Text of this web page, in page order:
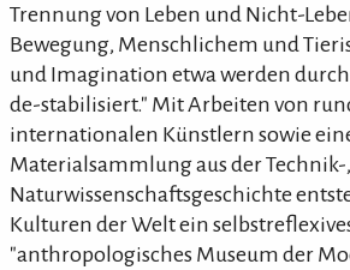
Trennung von Leben und Nicht-
Bewegung, Menschlichem und
und Imagination etwa werden
de-stabilisiert." Mit Arbeiten von
internationalen Künstlern sowie
Materialsammlung aus der
Naturwissenschaftsgeschichte
Kulturen der Welt ein
"anthropologisches Museum der